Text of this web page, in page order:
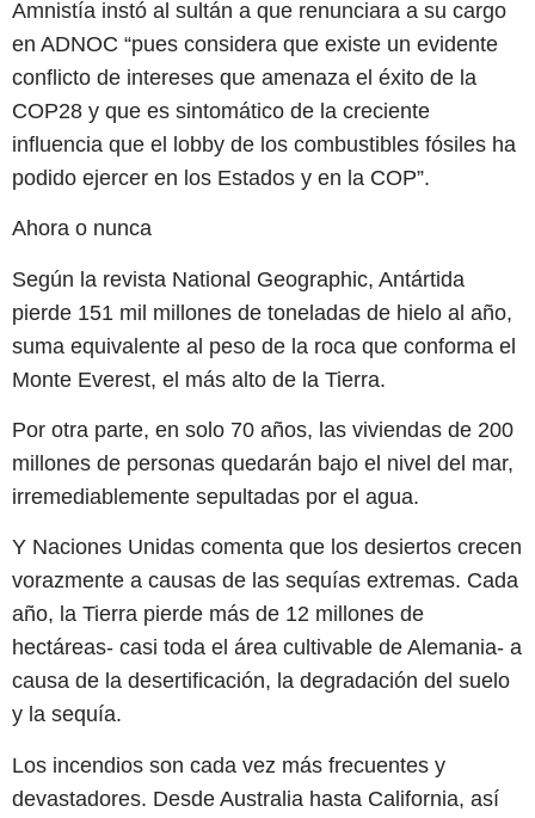
Amnistía instó al sultán a que renunciara a su cargo
en ADNOC “pues considera que existe un evidente
conflicto de intereses que amenaza el éxito de la
COP28 y que es sintomático de la creciente
influencia que el lobby de los combustibles fósiles ha
podido ejercer en los Estados y en la COP”.
Ahora o nunca
Según la revista National Geographic, Antártida
pierde 151 mil millones de toneladas de hielo al año,
suma equivalente al peso de la roca que conforma el
Monte Everest, el más alto de la Tierra.
Por otra parte, en solo 70 años, las viviendas de 200
millones de personas quedarán bajo el nivel del mar,
irremediablemente sepultadas por el agua.
Y Naciones Unidas comenta que los desiertos crecen
vorazmente a causas de las sequías extremas. Cada
año, la Tierra pierde más de 12 millones de
hectáreas- casi toda el área cultivable de Alemania- a
causa de la desertificación, la degradación del suelo
y la sequía.
Los incendios son cada vez más frecuentes y
devastadores. Desde Australia hasta California, así